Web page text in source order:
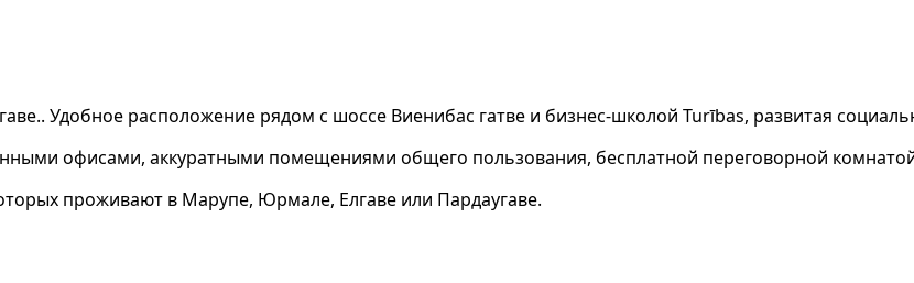
Удобное расположение рядом с шоссе Виенибас гатве и бизнес-школой Turības, развитая
офисами, аккуратными помещениями общего пользования, бесплатной переговорной
проживают в Марупе, Юрмале, Елгаве или Пардаугаве.